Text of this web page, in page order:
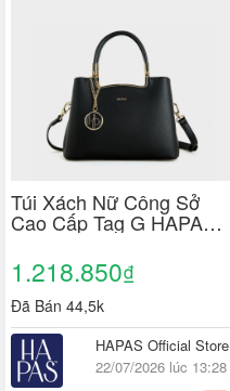
Túi Xách Nữ Công Sở
Cao Cấp Tag G HAPAS -
Quà Tặng Mẹ, Tặng
Người Thương
1.218.850₫
Đã Bán 44,5k
HAPAS Official Store
22/07/2026 lúc 13:28